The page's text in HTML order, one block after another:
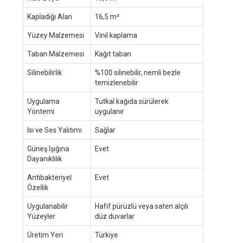
Kapladığı Alan 16,5 m²
Yüzey Malzemesi Vinil kaplama
Taban Malzemesi Kağıt taban
Silinebilirlik
%100 silinebilir, nemli bezle
temizlenebilir
Uygulama
Yöntemi
Tutkal kağıda sürülerek
uygulanır
Isı ve Ses Yalıtımı Sağlar
Güneş Işığına
Dayanıklılık
Evet
Antibakteriyel
Özellik
Evet
Uygulanabilir
Yüzeyler
Hafif pürüzlü veya saten alçılı
düz duvarlar
Üretim Yeri Türkiye